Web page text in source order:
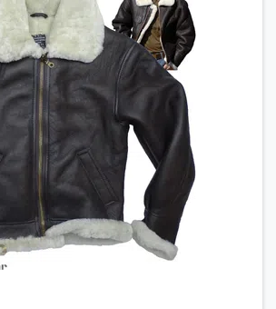
Komfort und die Passform von
erfüllen dennoch die strengen
Militärstiefel. Der 690 ist von der
Fluggebrauch zugelassen und
Army zum Tragen mit der Airman
der US Army
Flight Boots 690V cold weather
und Fersenbereich
und robust
Schaft für schnelleren